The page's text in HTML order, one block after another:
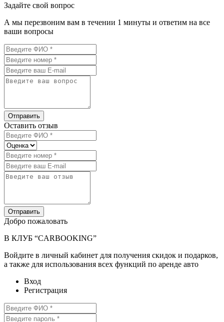
Задайте свой вопрос
А мы перезвоним вам в течении 1 минуты и ответим на все
ваши вопросы
Отправить
Оставить отзыв
Отправить
Добро пожаловать
В КЛУБ “CARBOOKING”
Войдите в личный кабинет для получения скидок и подарков,
а также для использования всех функций по аренде авто
Вход
Регистрация